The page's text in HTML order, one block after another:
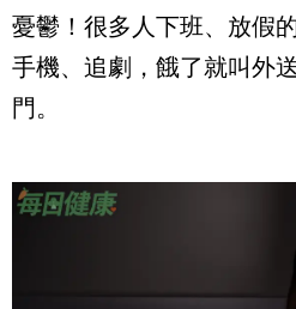
憂鬱！很多人下班、放假
手機、追劇，餓了就叫外
門。